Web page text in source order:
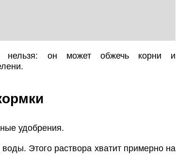
нельзя: он может обжечь корни и
удобрения.
Этого раствора хватит примерно на